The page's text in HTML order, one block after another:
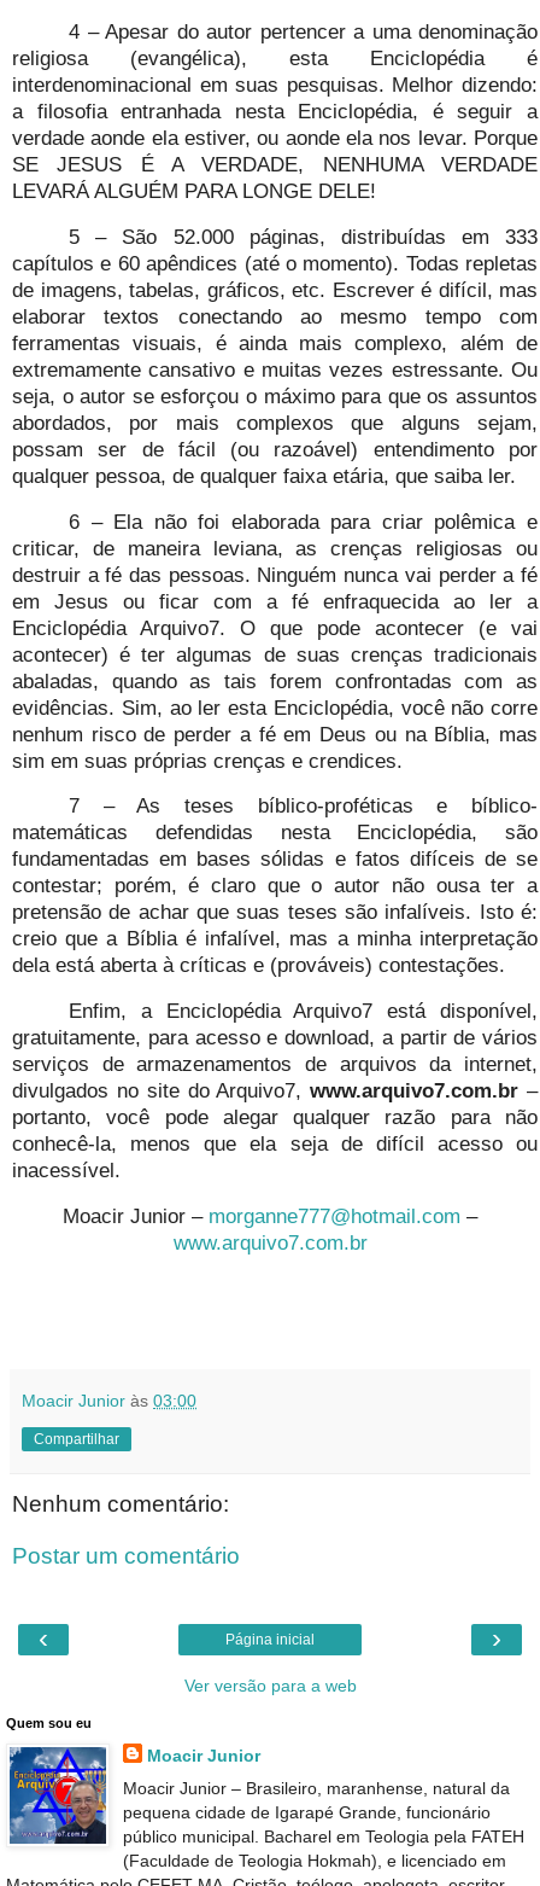
4 – Apesar do autor pertencer a uma denominação
religiosa (evangélica), esta Enciclopédia é
interdenominacional em suas pesquisas. Melhor dizendo:
a filosofia entranhada nesta Enciclopédia, é seguir a
verdade aonde ela estiver, ou aonde ela nos levar. Porque
SE JESUS É A VERDADE, NENHUMA VERDADE
LEVARÁ ALGUÉM PARA LONGE DELE!
5 – São 52.000 páginas, distribuídas em 333
capítulos e 60 apêndices (até o momento). Todas repletas
de imagens, tabelas, gráficos, etc. Escrever é difícil, mas
elaborar textos conectando ao mesmo tempo com
ferramentas visuais, é ainda mais complexo, além de
extremamente cansativo e muitas vezes estressante. Ou
seja, o autor se esforçou o máximo para que os assuntos
abordados, por mais complexos que alguns sejam,
possam ser de fácil (ou razoável) entendimento por
qualquer pessoa, de qualquer faixa etária, que saiba ler.
6 – Ela não foi elaborada para criar polêmica e
criticar, de maneira leviana, as crenças religiosas ou
destruir a fé das pessoas. Ninguém nunca vai perder a fé
em Jesus ou ficar com a fé enfraquecida ao ler a
Enciclopédia Arquivo7. O que pode acontecer (e vai
acontecer) é ter algumas de suas crenças tradicionais
abaladas, quando as tais forem confrontadas com as
evidências. Sim, ao ler esta Enciclopédia, você não corre
nenhum risco de perder a fé em Deus ou na Bíblia, mas
sim em suas próprias crenças e crendices.
7 – As teses bíblico-proféticas e bíblico-
matemáticas defendidas nesta Enciclopédia, são
fundamentadas em bases sólidas e fatos difíceis de se
contestar; porém, é claro que o autor não ousa ter a
pretensão de achar que suas teses são infalíveis. Isto é:
creio que a Bíblia é infalível, mas a minha interpretação
dela está aberta à críticas e (prováveis) contestações.
Enfim, a Enciclopédia Arquivo7 está disponível,
gratuitamente, para acesso e download, a partir de vários
serviços de armazenamentos de arquivos da internet,
divulgados no site do Arquivo7,www.arquivo7.com.br –
portanto, você pode alegar qualquer razão para não
conhecê-la, menos que ela seja de difícil acesso ou
inacessível.
Moacir Junior – morganne777@hotmail.com –
www.arquivo7.com.br
Moacir Junior às 03:00
Compartilhar
Nenhum comentário:
Postar um comentário
‹ ›
Página inicial
Ver versão para a web
Quem sou eu
Moacir Junior
Moacir Junior – Brasileiro, maranhense, natural da
pequena cidade de Igarapé Grande, funcionário
público municipal. Bacharel em Teologia pela FATEH
(Faculdade de Teologia Hokmah), e licenciado em